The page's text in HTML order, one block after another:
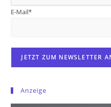
E-Mail*
Anzeige